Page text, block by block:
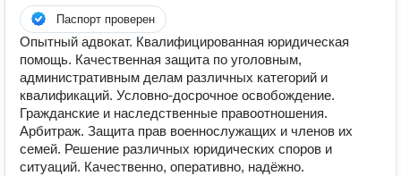
Паспорт проверен
Опытный адвокат. Квалифицированная юридическая
помощь. Качественная защита по уголовным,
административным делам различных категорий и
квалификаций. Условно-досрочное освобождение.
Гражданские и наследственные правоотношения.
Арбитраж. Защита прав военнослужащих и членов их
семей. Решение различных юридических споров и
ситуаций. Качественно, оперативно, надёжно.